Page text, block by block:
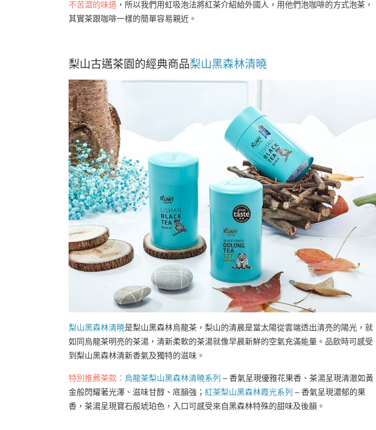
不苦澀的味道 ，所以我們用虹吸泡法將紅茶介紹給外國人，用他們泡咖啡的方式泡茶，
其實茶跟咖啡一樣的簡單容易親近。
梨山古邁茶園的經典商品梨山黑森林清曉
梨山黑森林清曉是梨山黑森林烏龍茶，梨山的清晨是當太陽從雲端透出清亮的陽光，就
如同烏龍茶明亮的茶湯，清新柔軟的茶湯就像早晨新鮮的空氣充滿能量。品飲時可感受
到梨山黑森林清新香氣及獨特的滋味。
特別推薦茶款： 烏龍茶梨山黑森林清曉系列 – 香氣呈現優雅花果香、茶湯呈現清澈如黃
金般閃耀著光澤、滋味甘醇、底韻強； 紅茶梨山黑森林霞光系列 – 香氣呈現濃郁的果
香，茶湯呈現寶石般琥珀色，入口可感受來自黑森林特殊的甜味及後韻。